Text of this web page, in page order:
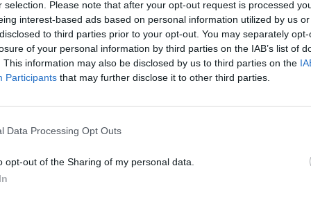
selection. Please note that after your opt-out request is processed
interest-based ads based on personal information utilized by us
to third parties prior to your opt-out. You may separately
of your personal information by third parties on the IAB’s list of
This information may also be disclosed by us to third parties on the
Participants that may further disclose it to other third parties.
Data Processing Opt Outs
opt-out of the Sharing of my personal data.
chiara. Vogliamo un
equo”, ha detto il ministro
di turno Ue, Lars Lokke
Commercio, evidenziando
“è l’aspetto più importante”.
dobbiamo essere
“Siamo 450 milioni di
e questo ci dà un forte
ma ‘se vuoi la pace, prepara
ribadendo la necessità di
a disposizione nella